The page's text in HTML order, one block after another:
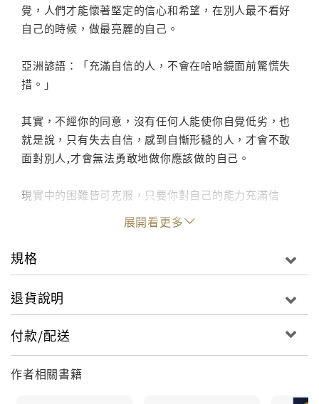
覺，人們才能懷著堅定的信心和希望，在別人最不看好
自己的時候，做最亮麗的自己。
亞洲諺語：「充滿自信的人，不會在哈哈鏡面前驚慌失
措。」
其實，不經你的同意，沒有任何人能使你自覺低劣，也
就是說，只有失去自信，感到自慚形穢的人，才會不敢
面對別人,才會無法勇敢地做你應該做的自己。
現實中的困難皆可克服，只要你對自己的能力充滿信
心，就能做最亮麗的自己。成功的秘訣，就是身處逆境
也永不改變自己既定的目的，就是懂得如何在逆境，用
自己的能力與魅力開闢出一條通往成功的最佳捷徑。
Joseph F. Newton
小故事探討人生哲理與日常生活議題，以親切幽默、激
幸福的康莊大路。
展開看更多
規格
退貨說明
付款/配送
作者相關書籍